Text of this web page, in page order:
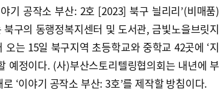
기 공작소 부산: 2호 [2023] 북구 늴리리’(비매품)
구의 동행정복지센터 및 도서관, 금빛노을브릿지
는 15일 북구지역 초등학교와 중학교 42곳에 ‘지
예정이다. (사)부산스토리텔링협의회는 내년에 부
‘이야기 공작소 부산: 3호’를 제작할 방침이다.